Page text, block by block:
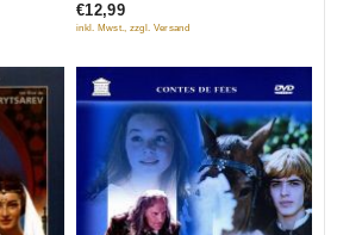
€12,99
inkl. Mwst., zzgl. Versand